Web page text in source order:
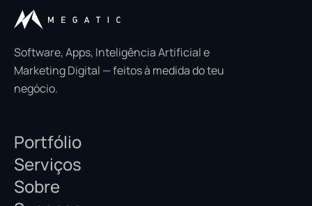
Software, Apps, Inteligência Artificial e
Marketing Digital — feitos à medida do teu
negócio.
Portfólio
Serviços
Sobre